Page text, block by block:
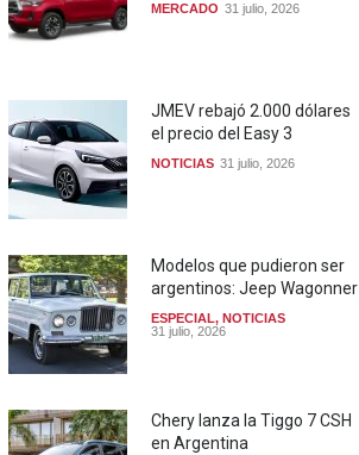
MERCADO 31 julio, 2026
JMEV rebajó 2.000 dólares
el precio del Easy 3
NOTICIAS 31 julio, 2026
Modelos que pudieron ser
argentinos: Jeep Wagonner
ESPECIAL, NOTICIAS
31 julio, 2026
Chery lanza la Tiggo 7 CSH
en Argentina